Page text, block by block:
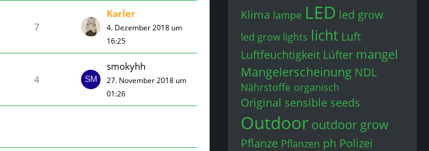
7
Karler
4. Dezember 2018 um
16:25
4
smokyhh
27. November 2018 um
01:26
Klima lampe LED led grow
led grow lights licht Luft
Luftfeuchtigkeit Lüfter mangel
Mangelerscheinung NDL
Nährstoffe organisch
Original sensible seeds
Outdoor outdoor grow
Pflanze Pflanzen ph Polizei